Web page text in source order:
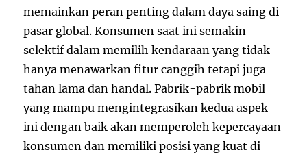
memainkan peran penting dalam daya saing di
pasar global. Konsumen saat ini semakin
selektif dalam memilih kendaraan yang tidak
hanya menawarkan fitur canggih tetapi juga
tahan lama dan handal. Pabrik-pabrik mobil
yang mampu mengintegrasikan kedua aspek
ini dengan baik akan memperoleh kepercayaan
konsumen dan memiliki posisi yang kuat di